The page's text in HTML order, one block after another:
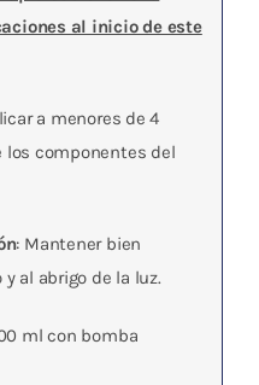
al inicio de este
a menores de 4
los componentes del
: Mantener bien
al abrigo de la luz.
ml con bomba